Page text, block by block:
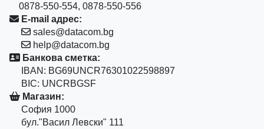
0878-550-554, 0878-550-556
E-mail адрес:
sales@datacom.bg
help@datacom.bg
Банкова сметка:
IBAN: BG69UNCR76301022598897
BIC: UNCRBGSF
Магазин:
София 1000
бул."Васил Левски" 111